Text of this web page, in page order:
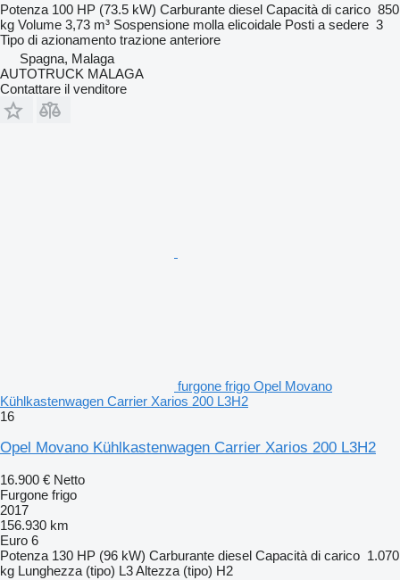
Potenza 100 HP (73.5 kW) Carburante diesel Capacità di carico 850
kg Volume 3,73 m³ Sospensione molla elicoidale Posti a sedere 3
Tipo di azionamento trazione anteriore
Spagna, Malaga
AUTOTRUCK MALAGA
Contattare il venditore
furgone frigo Opel Movano
Kühlkastenwagen Carrier Xarios 200 L3H2
16
Opel Movano Kühlkastenwagen Carrier Xarios 200 L3H2
16.900 € Netto
Furgone frigo
2017
156.930 km
Euro 6
Potenza 130 HP (96 kW) Carburante diesel Capacità di carico 1.070
kg Lunghezza (tipo) L3Altezza (tipo) H2